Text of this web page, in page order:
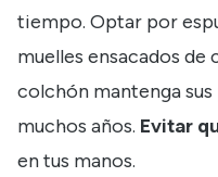
tiempo. Optar por
muelles ensacados de
colchón mantenga
muchos años. Evitar
en tus manos.